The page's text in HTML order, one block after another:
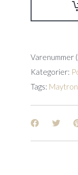
quantity
Varenummer
Kategorier:
Tags: